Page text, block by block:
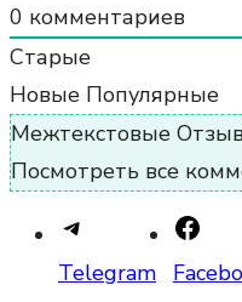
0 комментариев
Старые
Новые Популярные
Межтекстовые
Посмотреть все
Telegram